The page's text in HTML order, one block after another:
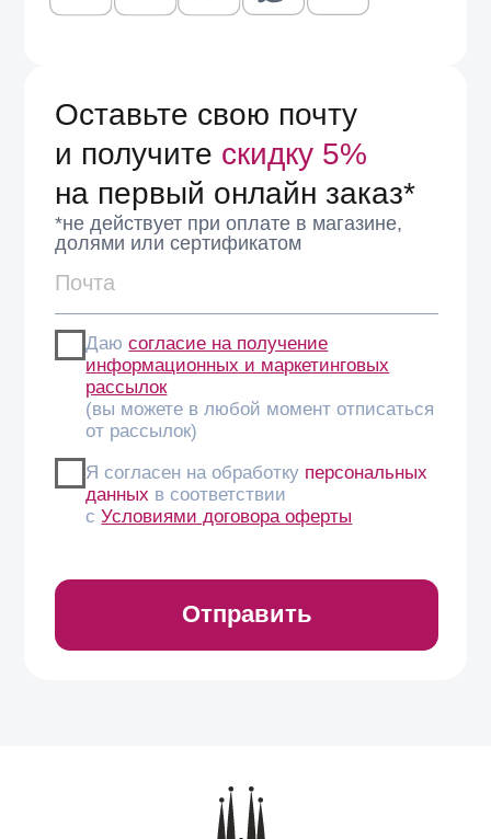
ошибок: в магазинах EspanaMe в Москве и Санкт-